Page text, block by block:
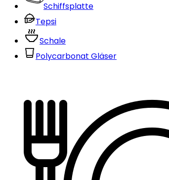
Schiffsplatte
Tepsi
Schale
Polycarbonat Gläser